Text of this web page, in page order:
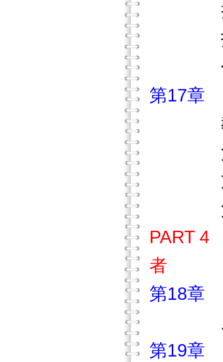
把短
拆解
你能
第17章
教導
父母
文
父母
PART 4
者
第18章
成功
第19章